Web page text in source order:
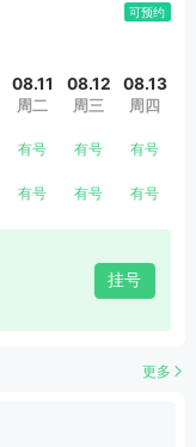
可预约
08.11
周二
有号
有号
08.12
周三
有号
有号
08.13
周四
有号
有号
挂号
更多